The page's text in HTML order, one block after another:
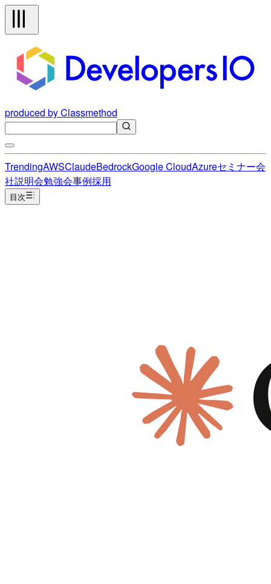
produced by Classmethod
TrendingAWSClaudeBedrockGoogle CloudAzureセミナー会
社説明会勉強会事例採用
目次